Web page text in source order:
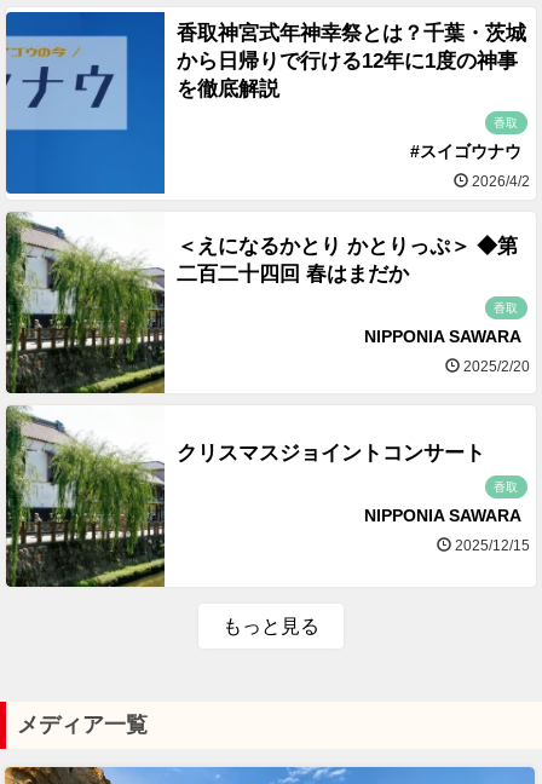
香取神宮式年神幸祭とは？千葉・茨城
から日帰りで行ける12年に1度の神事
を徹底解説
香取
#スイゴウナウ
2026/4/2
＜えになるかとり かとりっぷ＞ ◆第
二百二十四回 春はまだか
香取
NIPPONIA SAWARA
2025/2/20
クリスマスジョイントコンサート
香取
NIPPONIA SAWARA
2025/12/15
もっと見る
メディア一覧